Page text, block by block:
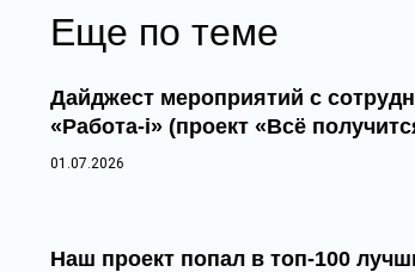
Еще по теме
Дайджест мероприятий с
«Работа-i» (проект «Всё
01.07.2026
Наш проект попал в топ‑100